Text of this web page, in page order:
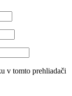
v tomto prehliadači